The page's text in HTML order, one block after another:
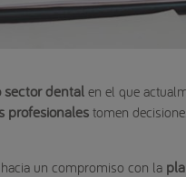
dentalen el que
profesionales tomen
hacia un compromiso con la